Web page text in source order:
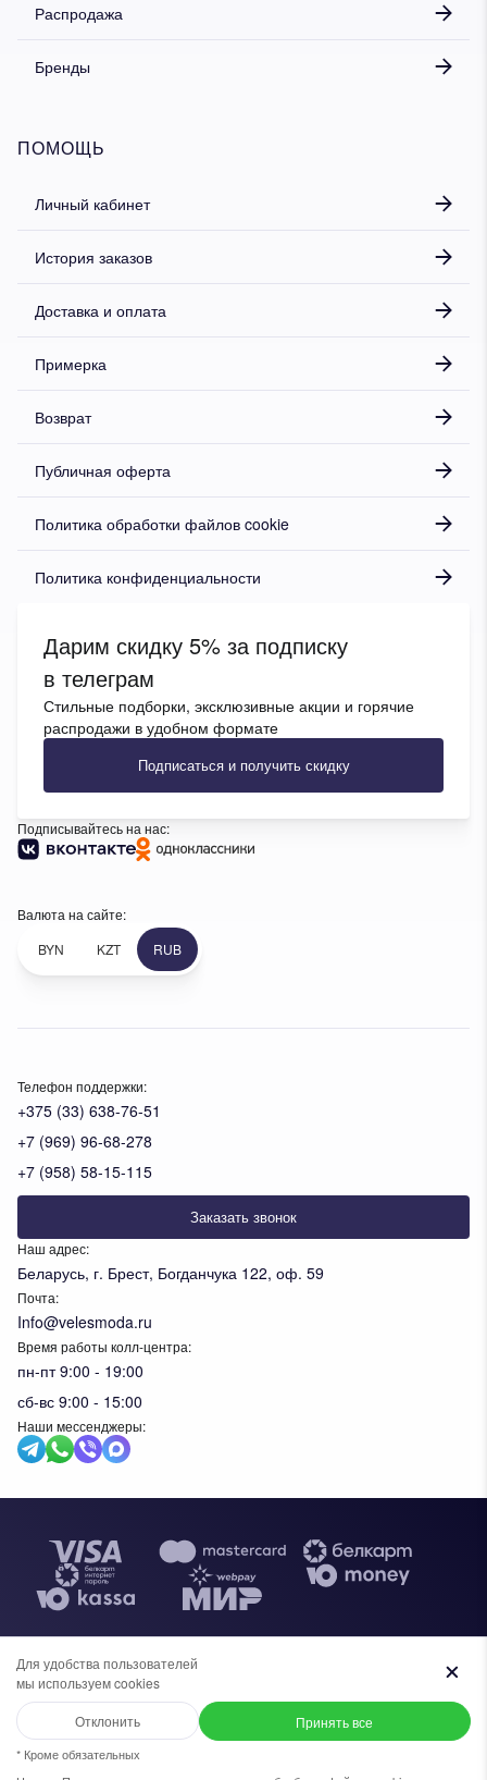
Написать в WhatsApp
Телефон поддержки:
+375 (33) 638-76-51
+7 (969) 96-68-278
+7 (958) 58-15-115
Заказать звонок
Наш адрес:
Беларусь, г. Брест, Богданчука 122, оф. 59
Почта:
Info@velesmoda.ru
Время работы колл-центра:
пн-пт 9:00 - 19:00
сб-вс 9:00 - 15:00
Наши мессенджеры:
Распродажа
Бренды
ПОМОЩЬ
Личный кабинет
История заказов
Доставка и оплата
Примерка
Возврат
Публичная оферта
Политика обработки файлов cookie
Политика конфиденциальности
Дарим скидку 5% за подписку
в телеграм
Стильные подборки, эксклюзивные акции и горячие
распродажи в удобном формате
Подписаться и получить скидку
Подписывайтесь на нас:
Валюта на сайте:
BYN
KZT RUB
Общество с ограниченной ответственностью "ИВК ВЕЛЕС",
УНП 291610720. Свидетельство №0091620 выдано
администрацией Московского района г.Бреста, 30 апреля 2019г. В
торговом реестре Республики Беларусь с 27 ноября 2023г.
Для удобства пользователей
мы используем cookies
Отклонить
* Кроме обязательных
Принять все